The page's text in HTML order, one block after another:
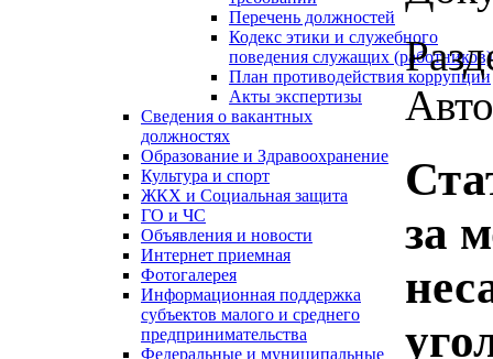
Перечень должностей
Кодекс этики и служебного
поведения служащих (работников)
План противодействия коррупции
Акты экспертизы
Сведения о вакантных
должностях
Образование и Здравоохранение
Культура и спорт
ЖКХ и Социальная защита
ГО и ЧС
Объявления и новости
Интернет приемная
Фотогалерея
Информационная поддержка
субъектов малого и среднего
предпринимательства
Федеральные и муниципальные
за